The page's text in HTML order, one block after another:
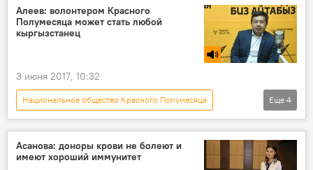
школьники соревнования
Алеев: волонтером Красного
Полумесяца может стать любой
кыргызстанец
3 июня 2017, 10:32
Национальное общество Красного Полумесяца
Радио Sputnik Кыргызстан
Рустам Алеев
волонтер
Еще 4
Асанова: доноры крови не болеют и
имеют хороший иммунитет